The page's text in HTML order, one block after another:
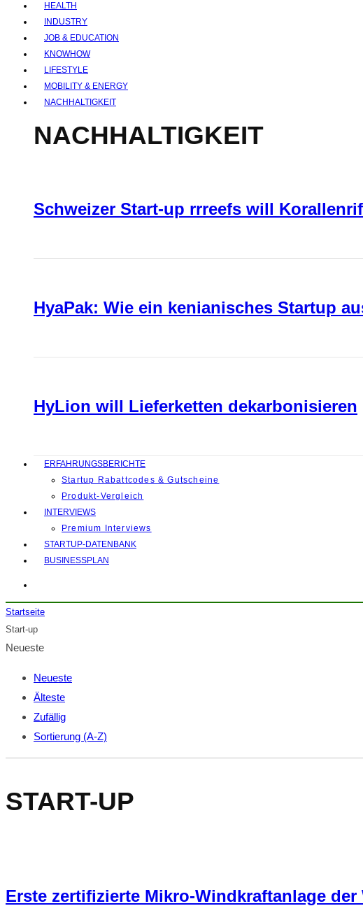
HEALTH
INDUSTRY
JOB & EDUCATION
KNOWHOW
LIFESTYLE
MOBILITY & ENERGY
NACHHALTIGKEIT
NACHHALTIGKEIT
Schweizer Start-up rrreefs will
HyaPak: Wie ein kenianisches Startup
HyLion will Lieferketten dekarbonisieren
ERFAHRUNGSBERICHTE
Startup Rabattcodes & Gutscheine
Produkt-Vergleich
INTERVIEWS
Premium Interviews
STARTUP-DATENBANK
BUSINESSPLAN
Startseite
Start-up
Neueste
Neueste
Älteste
Zufällig
Sortierung (A-Z)
START-UP
Erste zertifizierte Mikro-Windkraftanlage